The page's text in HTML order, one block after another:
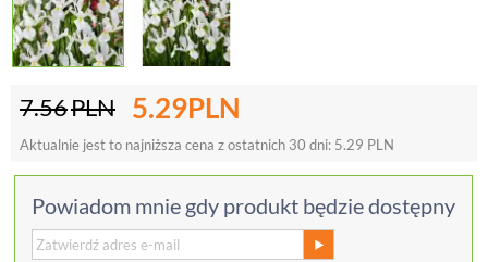
7.56PLN 5.29PLN
Aktualnie jest to najniższa cena z ostatnich 30 dni: 5.29 PLN
Powiadom mnie gdy produkt będzie dostępny